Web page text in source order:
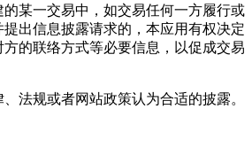
某一交易中，如交易任何一方履行或
出信息披露请求的，本应用有权决定
的联络方式等必要信息，以促成交易
法规或者网站政策认为合适的披露。